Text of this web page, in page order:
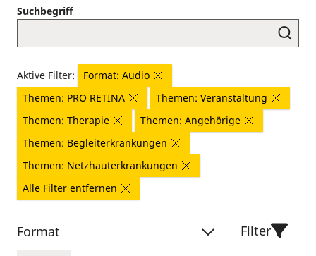
Suchbegriff
Aktive Filter:
Format: Audio
Themen: PRO RETINA
Themen: Veranstaltung
Themen: Therapie
Themen: Angehörige
Themen: Begleiterkrankungen
Themen: Netzhauterkrankungen
Alle Filter entfernen
Format Filter